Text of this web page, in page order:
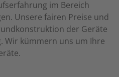
im Bereich
Unsere fairen Preise und
der Geräte
Wir kümmern uns um Ihre